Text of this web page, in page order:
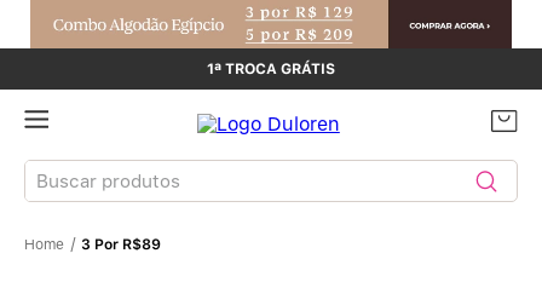
1ª TROCA GRÁTIS
Buscar produtos
3 Por R$89
TERMOS MAIS BUSCADOS